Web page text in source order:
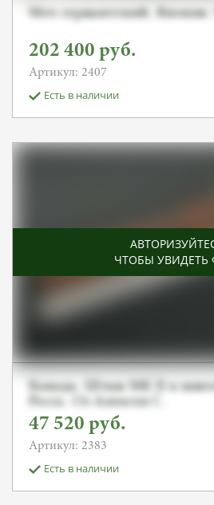
Меч сержантский. Япония.
202 400 руб.
Артикул: 2407
Есть в наличии
ЧТОБЫ УВИДЕТЬ
Канада. Штык MK II к
Росса. От Алексея С.
47 520 руб.
Артикул: 2383
Есть в наличии